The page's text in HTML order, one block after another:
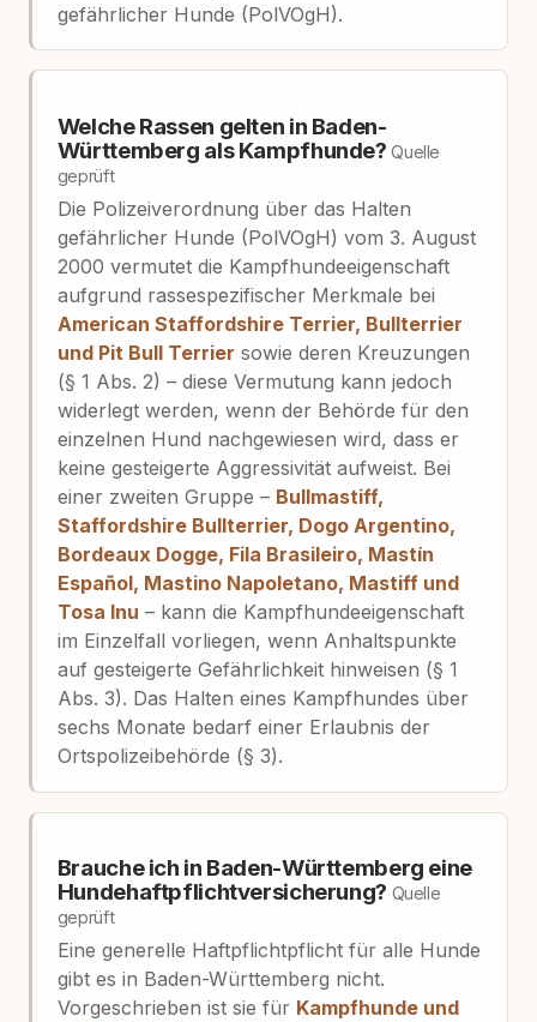
gefährlicher Hunde (PolVOgH).
Welche Rassen gelten in Baden-
Württemberg als Kampfhunde?Quelle
geprüft
Die Polizeiverordnung über das Halten
gefährlicher Hunde (PolVOgH) vom 3. August
2000 vermutet die Kampfhundeeigenschaft
aufgrund rassespezifischer Merkmale bei
American Staffordshire Terrier, Bullterrier
und Pit Bull Terrier sowie deren Kreuzungen
(§ 1 Abs. 2) – diese Vermutung kann jedoch
widerlegt werden, wenn der Behörde für den
einzelnen Hund nachgewiesen wird, dass er
keine gesteigerte Aggressivität aufweist. Bei
einer zweiten Gruppe – Bullmastiff,
Staffordshire Bullterrier, Dogo Argentino,
Bordeaux Dogge, Fila Brasileiro, Mastín
Español, Mastino Napoletano, Mastiff und
Tosa Inu – kann die Kampfhundeeigenschaft
im Einzelfall vorliegen, wenn Anhaltspunkte
auf gesteigerte Gefährlichkeit hinweisen (§ 1
Abs. 3). Das Halten eines Kampfhundes über
sechs Monate bedarf einer Erlaubnis der
Ortspolizeibehörde (§ 3).
Brauche ich in Baden-Württemberg eine
Hundehaftpflichtversicherung? Quelle
geprüft
Eine generelle Haftpflichtpflicht für alle Hunde
gibt es in Baden-Württemberg nicht.
Vorgeschrieben ist sie für Kampfhunde und